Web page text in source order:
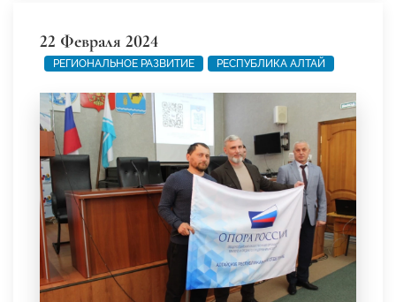
22 Февраля 2024
РЕГИОНАЛЬНОЕ РАЗВИТИЕ РЕСПУБЛИКА АЛТАЙ